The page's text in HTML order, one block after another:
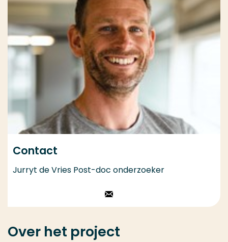
Contact
Jurryt de Vries Post-doc onderzoeker
Over het project